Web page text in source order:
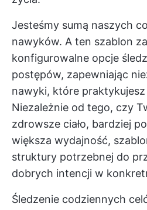
Jesteśmy sumą naszych
nawyków. A ten szablon
konfigurowalne opcje
postępów, zapewniając
nawyki, które
Niezależnie od tego, czy
zdrowsze ciało, bardziej
większa wydajność,
struktury potrzebnej do
dobrych intencji w
Śledzenie codziennych